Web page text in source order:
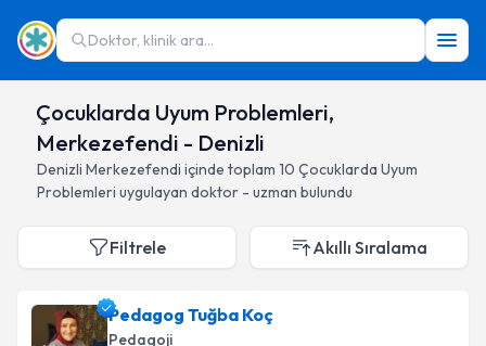
Doktor, klinik ara...
Çocuklarda Uyum Problemleri,
Merkezefendi - Denizli
Denizli Merkezefendi içinde toplam 10 Çocuklarda Uyum
Problemleri uygulayan doktor - uzman bulundu
Filtrele Akıllı Sıralama
Pedagog Tuğba Koç
Pedagoji